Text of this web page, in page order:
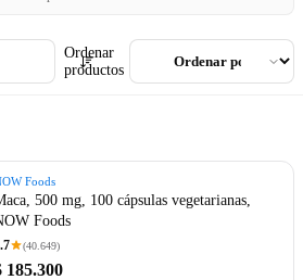
Ordenar
productos
Foods
500 mg, 100 cápsulas vegetarianas,
Foods
(40.649)
185.300